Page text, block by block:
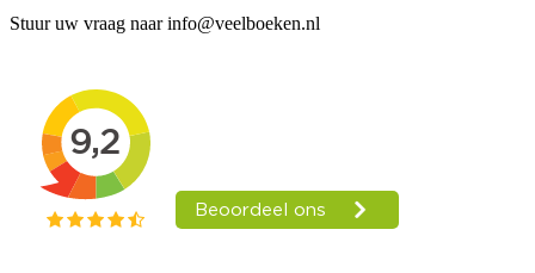
Stuur uw vraag naar info@veelboeken.nl